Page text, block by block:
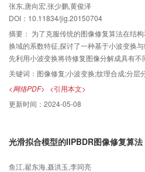
够有效地提高MR图像的质量,验证了算法的
序列磁共振图像噪声和空间位置不匹配的情
(CT,超声等)医学图像的斑点噪声以及噪声
配准方法也能够有效地处理基于小目标,对精
张东,唐向宏,张少鹏,黄俊泽
DOI：10.11834/jig.20150704
摘要： 为了克服传统的图像修复算法在结
换域的系数特征,探讨了一种基于小波变换
先利用小波变换将待修复图像分解成具有
后根据不同子图各自的特征分别进行修复。
用FMM(fast marching method)算法进行
根据各子图中小波系数的特征,利用纹理合
法对边缘破损具有良好的修复效果,其峰值
dB。 与相关算法相比,本文算法的综合修
提升,修复效果更符合人眼视觉效应。
关键词： 图像修复;小波变换;纹理合成;分层
<网络PDF> <引用本文>
更新时间： 2024-05-08
光滑拟合模型的IIPBDR图像修复算法
鱼江,翟东海,聂洪玉,李同亮